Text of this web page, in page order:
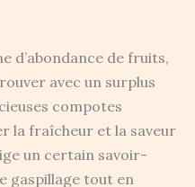
d’abondance de fruits,
avec un surplus
compotes
la fraîcheur et la saveur
un certain savoir-
gaspillage tout en